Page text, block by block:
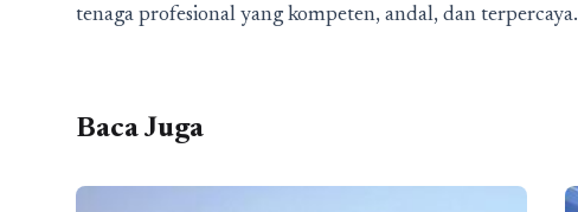
tenaga profesional yang kompeten, andal, dan terpercaya.
Baca Juga